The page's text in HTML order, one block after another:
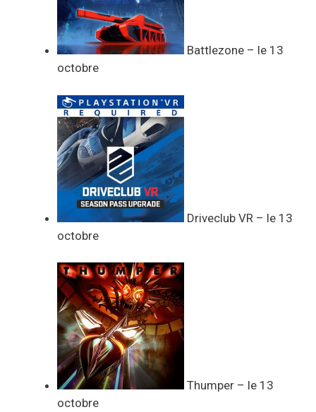
Battlezone – le 13
octobre
Driveclub VR – le 13
octobre
Thumper – le 13
octobre